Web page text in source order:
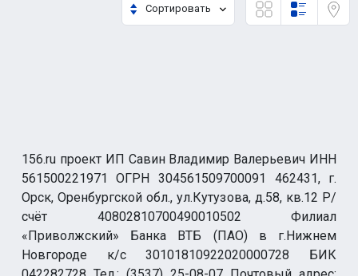
Сортировать
156.ru проект ИП Савин Владимир Валерьевич ИНН
561500221971 ОГРН 304561509700091 462431, г.
Орск, Оренбургской обл., ул.Кутузова, д.58, кв.12 Р/
счёт 40802810700490010502 Филиал
«Приволжский» Банка ВТБ (ПАО) в г.Нижнем
Новгороде к/с 30101810922020000728 БИК